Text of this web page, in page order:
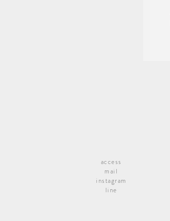
access
mail
instagram
line